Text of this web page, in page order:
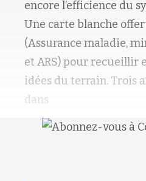
encore l’efficience du
Une carte blanche
(Assurance maladie,
et ARS) pour recueillir
idées du terrain. Trois
dans